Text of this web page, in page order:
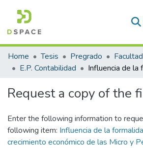
Communities & Collections
All of DSpace
Home Tesis Pregrado
E.P. Contabilidad
Request a copy of the
Enter the following information to
following item: Influencia de la
crecimiento económico de las Micro y